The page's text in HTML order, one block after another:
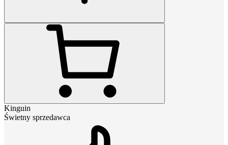
Kinguin
Świetny sprzedawca